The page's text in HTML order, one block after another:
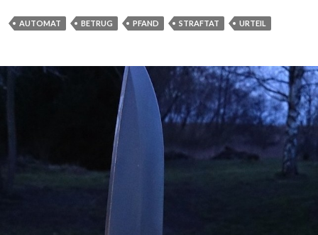
AUTOMAT BETRUG PFAND STRAFTAT URTEIL